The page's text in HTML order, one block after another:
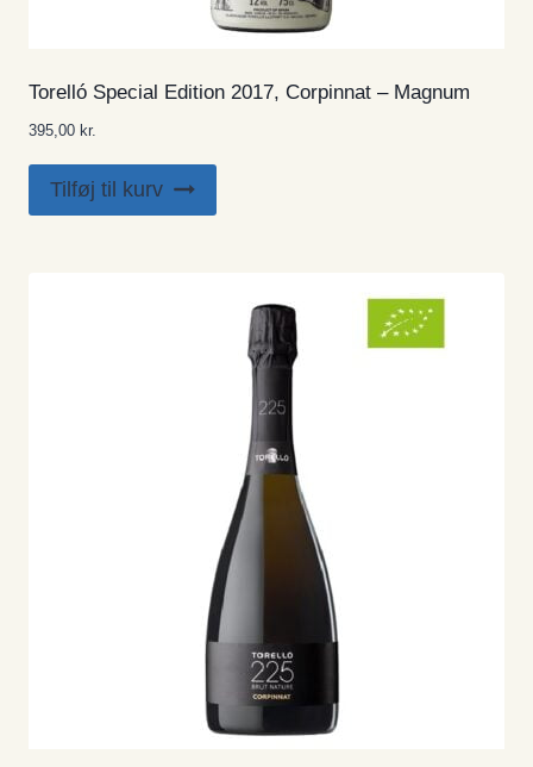
Torelló Special Edition 2017, Corpinnat – Magnum
395,00 kr.
Tilføj til kurv